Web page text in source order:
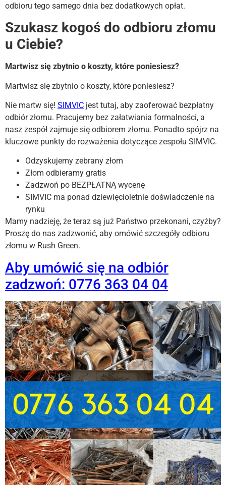
odbioru tego samego dnia bez dodatkowych opłat.
Szukasz kogoś do odbioru złomu
u Ciebie?
Martwisz się zbytnio o koszty, które poniesiesz?
Martwisz się zbytnio o koszty, które poniesiesz?
Nie martw się! SIMVIC jest tutaj, aby zaoferować bezpłatny
odbiór złomu. Pracujemy bez załatwiania formalności, a
nasz zespół zajmuje się odbiorem złomu. Ponadto spójrz na
kluczowe punkty do rozważenia dotyczące zespołu SIMVIC.
Odzyskujemy zebrany złom
Złom odbieramy gratis
Zadzwoń po BEZPŁATNĄ wycenę
SIMVIC ma ponad dziewięcioletnie doświadczenie na
rynku
Mamy nadzieję, że teraz są już Państwo przekonani, czyżby?
Proszę do nas zadzwonić, aby omówić szczegóły odbioru
złomu w Rush Green.
Aby umówić się na odbiór
zadzwoń: 0776 363 04 04